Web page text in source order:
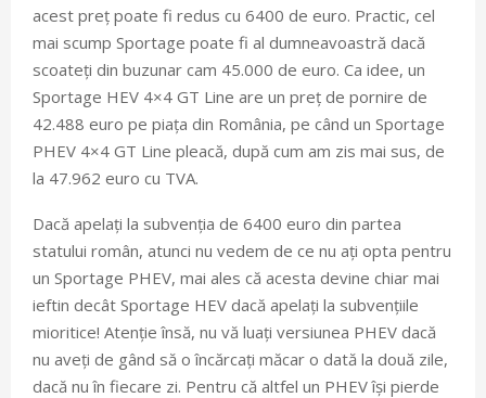
acest preț poate fi redus cu 6400 de euro. Practic, cel
mai scump Sportage poate fi al dumneavoastră dacă
scoateți din buzunar cam 45.000 de euro. Ca idee, un
Sportage HEV 4×4 GT Line are un preț de pornire de
42.488 euro pe piața din România, pe când un Sportage
PHEV 4×4 GT Line pleacă, după cum am zis mai sus, de
la 47.962 euro cu TVA.
Dacă apelați la subvenția de 6400 euro din partea
statului român, atunci nu vedem de ce nu ați opta pentru
un Sportage PHEV, mai ales că acesta devine chiar mai
ieftin decât Sportage HEV dacă apelați la subvențiile
mioritice! Atenție însă, nu vă luați versiunea PHEV dacă
nu aveți de gând să o încărcați măcar o dată la două zile,
dacă nu în fiecare zi. Pentru că altfel un PHEV își pierde